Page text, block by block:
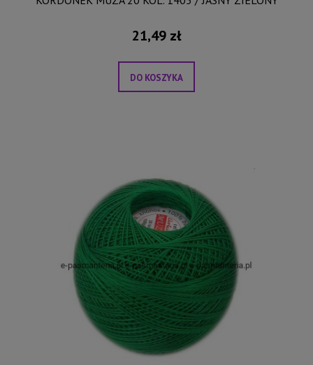
21,49 zł
DO KOSZYKA